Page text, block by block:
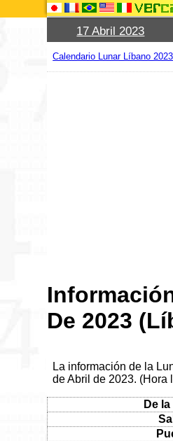
17 Abril 2023
Calendario Lunar Líbano 2023
De 2023
La información de la
de Abril de 2023. (Hora
De